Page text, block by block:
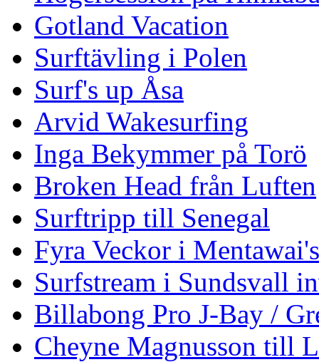
Gotland Vacation
Surftävling i Polen
Surf's up Åsa
Arvid Wakesurfing
Inga Bekymmer på Torö
Broken Head från Luften
Surftripp till Senegal
Fyra Veckor i Mentawai's
Surfstream i Sundsvall
Billabong Pro J-Bay /
Cheyne Magnusson till